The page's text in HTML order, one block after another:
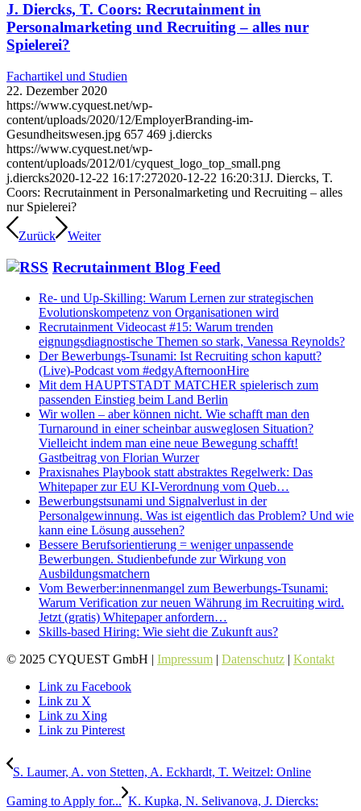
J. Diercks, T. Coors: Recrutainment in
Personalmarketing und Recruiting – alles nur
Spielerei?
Fachartikel und Studien
22. Dezember 2020
https://www.cyquest.net/wp-
content/uploads/2020/12/EmployerBranding-im-
Gesundheitswesen.jpg 657 469 j.diercks
https://www.cyquest.net/wp-
content/uploads/2012/01/cyquest_logo_top_small.png
j.diercks2020-12-22 16:17:272020-12-22 16:20:31J. Diercks, T.
Coors: Recrutainment in Personalmarketing und Recruiting – alles
nur Spielerei?
Zurück Weiter
Recrutainment Blog Feed
Re- und Up-Skilling: Warum Lernen zur strategischen
Evolutionskompetenz von Organisationen wird
Recrutainment Videocast #15: Warum trenden
eignungsdiagnostische Themen so stark, Vanessa Reynolds?
Der Bewerbungs-Tsunami: Ist Recruiting schon kaputt?
(Live)-Podcast vom #edgyAfternoonHire
Mit dem HAUPTSTADT MATCHER spielerisch zum
passenden Einstieg beim Land Berlin
Wir wollen – aber können nicht. Wie schafft man den
Turnaround in einer scheinbar ausweglosen Situation?
Vielleicht indem man eine neue Bewegung schafft!
Gastbeitrag von Florian Wurzer
Praxisnahes Playbook statt abstraktes Regelwerk: Das
Whitepaper zur EU KI-Verordnung vom Queb…
Bewerbungstsunami und Signalverlust in der
Personalgewinnung. Was ist eigentlich das Problem? Und wie
kann eine Lösung aussehen?
Bessere Berufsorientierung = weniger unpassende
Bewerbungen. Studienbefunde zur Wirkung von
Ausbildungsmatchern
Vom Bewerber:innenmangel zum Bewerbungs-Tsunami:
Warum Verification zur neuen Währung im Recruiting wird.
Jetzt (gratis) Whitepaper anfordern…
Skills-based Hiring: Wie sieht die Zukunft aus?
© 2025 CYQUEST GmbH | Impressum | Datenschutz | Kontakt
Link zu Facebook
Link zu X
Link zu Xing
Link zu Pinterest
S. Laumer, A. von Stetten, A. Eckhardt, T. Weitzel: Online
Gaming to Apply for... K. Kupka, N. Selivanova, J. Diercks: